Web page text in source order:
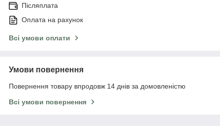
Післяплата
Оплата на рахунок
Всі умови оплати
Умови повернення
Повернення товару впродовж 14 днів за домовленістю
Всі умови повернення